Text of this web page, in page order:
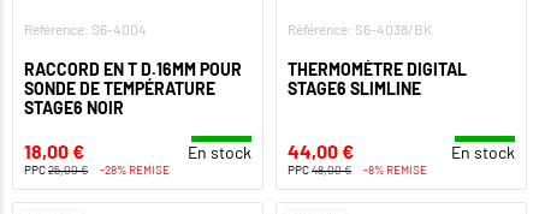
Référence: S6-4004
RACCORD EN T D.16MM POUR
SONDE DE TEMPÉRATURE
STAGE6 NOIR
18,00 € En stock
PPC25,00 € -28% REMISE
Référence: S6-4038/BK
THERMOMÈTRE DIGITAL
STAGE6 SLIMLINE
44,00 € En stock
PPC48,00 € -8% REMISE